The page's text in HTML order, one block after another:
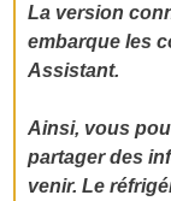
La version
embarque les
Assistant.
Ainsi, vous
partager des
venir. Le